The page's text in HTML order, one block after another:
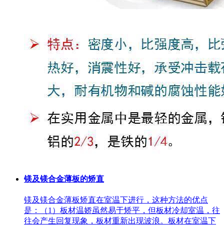
镁及镁合金薄板的矫直
镁及镁合金薄板矫直在室温下进行，这种方法的优点
是：（1）板材温娇虽然易于矫平，但板材冷却室温，往
往会产生回复现象，板材重新出现波浪。板材在室温下